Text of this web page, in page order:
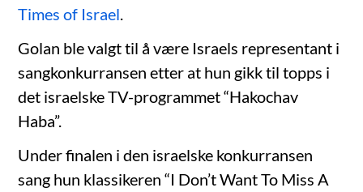
Times of Israel.
Golan ble valgt til å være Israels representant i
sangkonkurransen etter at hun gikk til topps i
det israelske TV-programmet “Hakochav
Haba”.
Under finalen i den israelske konkurransen
sang hun klassikeren “I Don’t Want To Miss A